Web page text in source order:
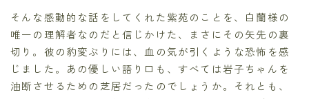
そんな感動的な話をしてくれた紫苑のことを、白蘭様の
唯一の理解者なのだと信じかけた、まさにその矢先の裏
切り。彼の豹変ぶりには、血の気が引くような恐怖を感
じました。あの優しい語り口も、すべては岩子ちゃんを
油断させるための芝居だったのでしょうか。それとも、